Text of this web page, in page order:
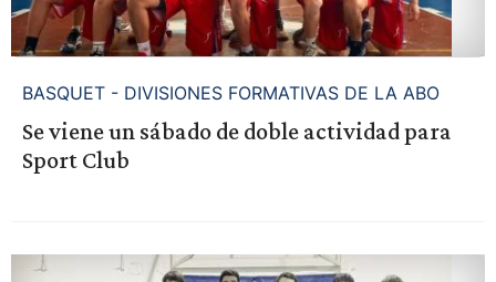
BASQUET - DIVISIONES FORMATIVAS DE LA ABO
Se viene un sábado de doble actividad para
Sport Club